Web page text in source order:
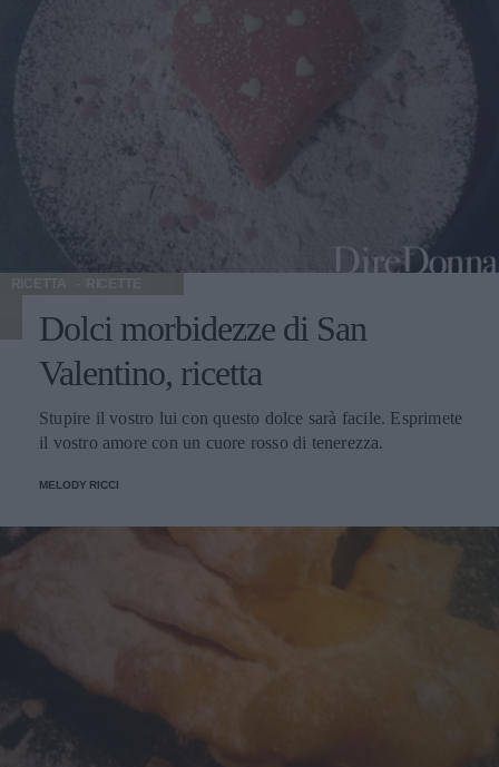
RICETTA
Dolci morbidezze di San
Valentino, ricetta
Stupire il vostro lui con questo dolce sarà facile. Esprimete
il vostro amore con un cuore rosso di tenerezza.
MELODY RICCI